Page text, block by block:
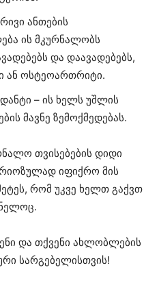
ანთების
ის მკურნალობს
და დაავადებებს,
ან ოსტეოართრიტი.
– ის ხელს უშლის
მავნე ზემოქმედებას.
თვისებების დიდი
იფიქრო მის
რომ უკვე ხელთ გაქვთ
და თქვენი ახლობლების
სარგებელისთვის!